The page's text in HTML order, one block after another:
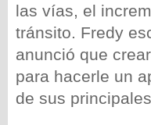
las vías, el
tránsito. Fredy
anunció que
para hacerle un
de sus